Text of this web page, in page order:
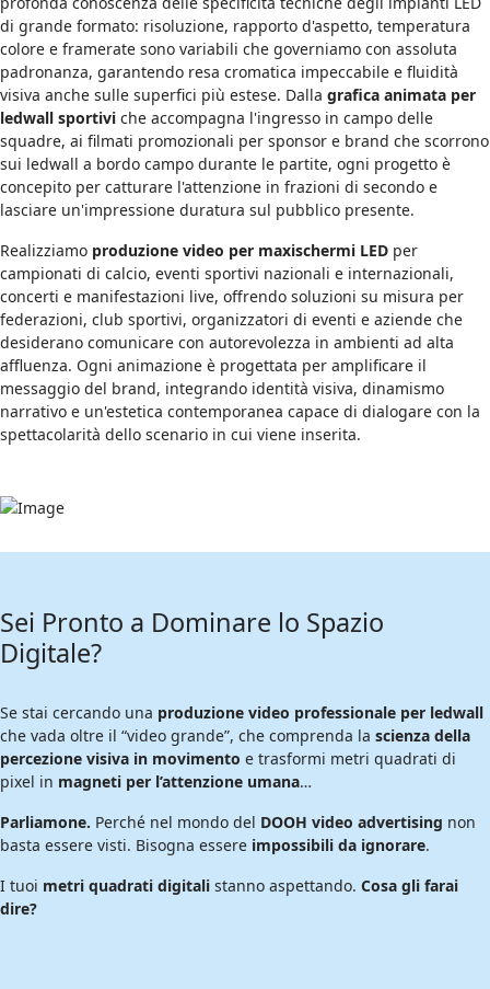
di grande formato: risoluzione, rapporto d'aspetto, temperatura
colore e framerate sono variabili che governiamo con assoluta
padronanza, garantendo resa cromatica impeccabile e fluidità
visiva anche sulle superfici più estese. Dalla grafica animata per
ledwall sportivi che accompagna l'ingresso in campo delle
squadre, ai filmati promozionali per sponsor e brand che scorrono
sui ledwall a bordo campo durante le partite, ogni progetto è
concepito per catturare l'attenzione in frazioni di secondo e
lasciare un'impressione duratura sul pubblico presente.
Realizziamo produzione video per maxischermi LED per
campionati di calcio, eventi sportivi nazionali e internazionali,
concerti e manifestazioni live, offrendo soluzioni su misura per
federazioni, club sportivi, organizzatori di eventi e aziende che
desiderano comunicare con autorevolezza in ambienti ad alta
affluenza. Ogni animazione è progettata per amplificare il
messaggio del brand, integrando identità visiva, dinamismo
narrativo e un'estetica contemporanea capace di dialogare con la
spettacolarità dello scenario in cui viene inserita.
Sei Pronto a Dominare lo Spazio
Digitale?
Se stai cercando una produzione video professionale per ledwall
che vada oltre il “video grande”, che comprenda la scienza della
percezione visiva in movimento e trasformi metri quadrati di
pixel in magneti per l’attenzione umana…
Parliamone. Perché nel mondo del DOOH video advertising non
basta essere visti. Bisogna essere impossibili da ignorare.
I tuoi metri quadrati digitali stanno aspettando. Cosa gli farai
dire?